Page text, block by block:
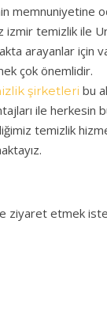
memnuniyetine
izmir temizlik ile
arayanlar için
çok önemlidir.
şirketleri bu
ile herkesin
temizlik
ziyaret etmek